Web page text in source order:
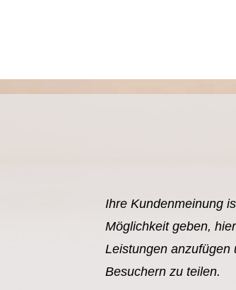
Ihre Kundenmeinung
Möglichkeit geben,
Leistungen anzufügen
Besuchern zu teilen.